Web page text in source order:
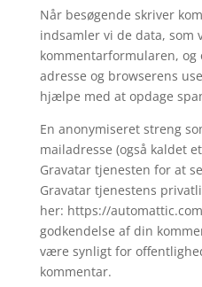
Når besøgende skriver
indsamler vi de data, som
kommentarformularen, og
adresse og browserens
hjælpe med at opdage
En anonymiseret streng
mailadresse (også kaldet
Gravatar tjenesten for at
Gravatar tjenestens
her: https://
godkendelse af din
være synligt for
kommentar.